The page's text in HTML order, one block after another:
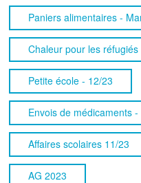
Paniers alimentaires -
Chaleur pour les
Petite école - 12/23
Envois de médicaments -
Affaires scolaires 11/23
AG 2023